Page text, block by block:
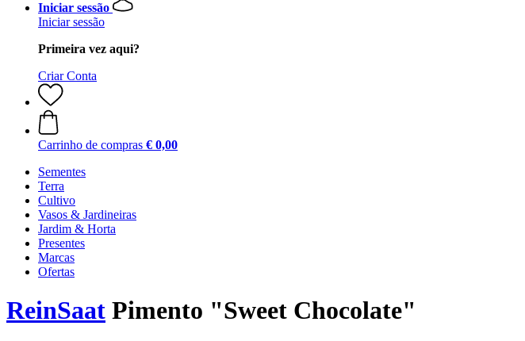
Iniciar sessão
Iniciar sessão
Primeira vez aqui?
Criar Conta
Carrinho de compras € 0,00
Sementes
Terra
Cultivo
Vasos & Jardineiras
Jardim & Horta
Presentes
Marcas
Ofertas
ReinSaat Pimento "Sweet Chocolate"